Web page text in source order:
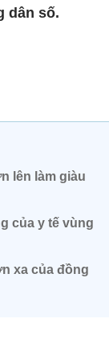
dân số.
lên làm giàu
của y tế vùng
xa của đồng